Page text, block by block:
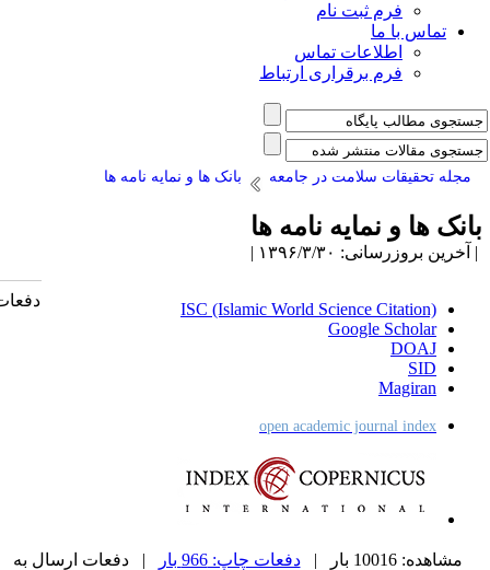
فرم ثبت نام
تماس با ما
اطلاعات تماس
فرم برقراری ارتباط
مجله تحقیقات سلامت در جامعه بانک ها و نمایه نامه ها
ها و نمایه نامه ها
بروزرسانی: ۱۳۹۶/۳/۳۰ |
ISC (Islamic World Science Citation)
Google Schola r
DOAJ
SID
Magiran
open academic journal index
دفعات
مشاهده: 10016 بار | دفعات چاپ: 966 بار
| دفعات ارسال به